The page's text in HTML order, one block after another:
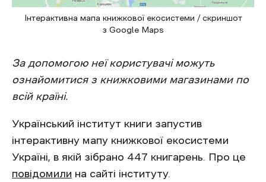
Інтерактивна мапа книжкової екосистеми / скриншот
з Google Maps
За допомогою неї користувачі можуть
ознайомитися з книжковими магазинами по
всій країні.
Український інститут книги запустив
інтерактивну мапу книжкової екосистеми
Україні, в якій зібрано 447 книгарень. Про це
повідомили на сайті інституту.